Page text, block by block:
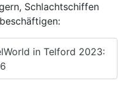
Schlachtschiffen
in Telford 2023: